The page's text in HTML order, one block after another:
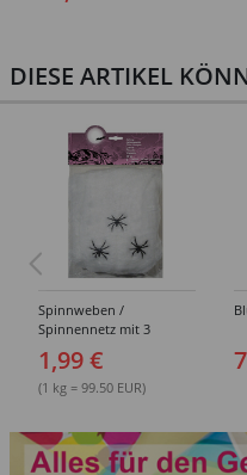
DIESE ARTIKEL
Spinnweben /
Spinnennetz mit 3
Spinnen, 20g, weiß
1,99 €
(1 kg = 99.50 EUR)